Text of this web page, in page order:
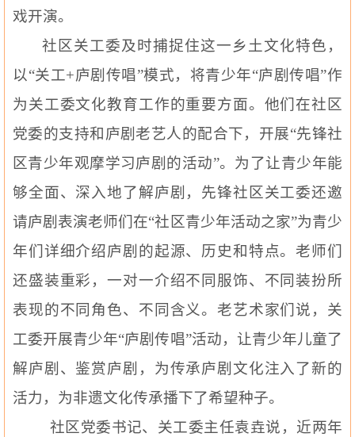
戏开演。
社区关工委及时捕捉住这一乡土文化特色，
以“关工+庐剧传唱”模式，将青少年“庐剧传唱”作
为关工委文化教育工作的重要方面。他们在社区
党委的支持和庐剧老艺人的配合下，开展“先锋社
区青少年观摩学习庐剧的活动”。为了让青少年能
够全面、深入地了解庐剧，先锋社区关工委还邀
请庐剧表演老师们在“社区青少年活动之家”为青少
年们详细介绍庐剧的起源、历史和特点。老师们
还盛装重彩，一对一介绍不同服饰、不同装扮所
表现的不同角色、不同含义。老艺术家们说，关
工委开展青少年“庐剧传唱”活动，让青少年儿童了
解庐剧、鉴赏庐剧，为传承庐剧文化注入了新的
活力，为非遗文化传承播下了希望种子。
社区党委书记、关工委主任袁垚说，近两年